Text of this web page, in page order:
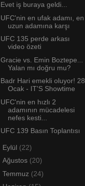
Evet iş buraya geldi...
UFC'nin en ufak adamı, en
uzun adamına karşı
UFC 135 perde arkası
video özeti
Gracie vs. Emin Boztepe...
Yalan mı doğru mu?
Badr Hari emekli oluyor! 28
Ocak - IT'S Showtime
UFC'nin en hızlı 2
adamının mücadelesi
nefes kesti...
UFC 139 Basın Toplantısı
Eylül (22)
Ağustos (20)
Temmuz (24)